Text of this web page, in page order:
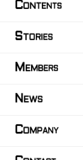
CONTENTS
STORIES
MEMBERS
N EWS
COMPANY